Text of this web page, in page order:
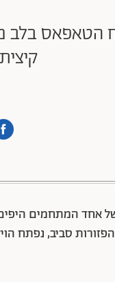
הטאפאס
אחד המתחמים
סביב, נפתח